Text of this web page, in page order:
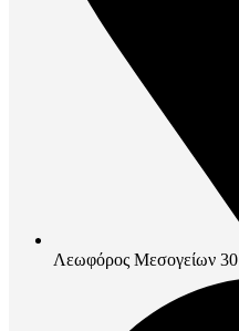
Λεωφόρος Μεσογείων